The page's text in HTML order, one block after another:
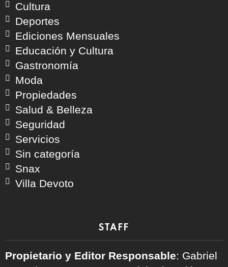
Cultura
Deportes
Ediciones Mensuales
Educación y Cultura
Gastronomía
Moda
Propiedades
Salud & Belleza
Seguridad
Servicios
Sin categoría
Snax
Villa Devoto
STAFF
Propietario y Editor Responsable: Gabriel